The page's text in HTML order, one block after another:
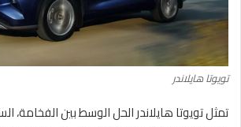
تويوتا هايلاندر
تمثل تويوتا هايلاندر الحل الوسط بين الفخامة،